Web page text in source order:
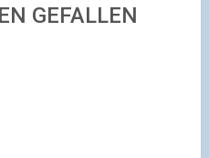
GEFALLEN